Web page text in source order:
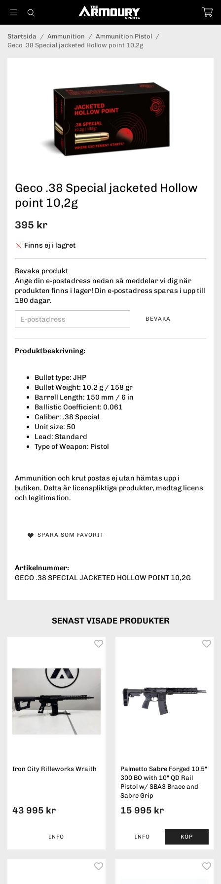
Startsida / Ammunition / Ammunition Pistol /
Geco .38 Special jacketed Hollow point 10,2g
Geco .38 Special jacketed Hollow
point 10,2g
395 kr
Finns ej i lagret
Bevaka produkt
Ange din e-postadress nedan så meddelar vi dig när
produkten finns i lager! Din e-postadress sparas i upp till
180 dagar.
BEVAKA
Produktbeskrivning:
Bullet type: JHP
Bullet Weight: 10.2 g / 158 gr
Barrell Length: 150 mm / 6 in
Ballistic Coefficient: 0.061
Caliber: .38 Special
Unit size: 50
Lead: Standard
Type of Weapon: Pistol
Ammunition och krut postas ej utan hämtas upp i
butiken. Detta är licenspliktiga produkter, medtag licens
och legitimation.
SPARA SOM FAVORIT
Artikelnummer:
GECO .38 SPECIAL JACKETED HOLLOW POINT 10,2G
SENAST VISADE PRODUKTER
Iron City Rifleworks Wraith
43 995 kr
INFO
Palmetto Sabre Forged 10.5"
300 BO with 10" QD Rail
Pistol w/ SBA3 Brace and
Sabre Grip
15 995 kr
INFO KÖP